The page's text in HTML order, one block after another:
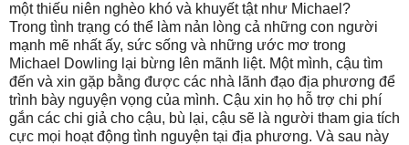
một thiếu niên nghèo khó và khuyết tật như Michael?
Trong tình trạng có thể làm nản lòng cả những con người
mạnh mẽ nhất ấy, sức sống và những ước mơ trong
Michael Dowling lại bừng lên mãnh liệt. Một mình, cậu tìm
đến và xin gặp bằng được các nhà lãnh đạo địa phương để
trình bày nguyện vọng của mình. Cậu xin họ hỗ trợ chi phí
gắn các chi giả cho cậu, bù lại, cậu sẽ là người tham gia tích
cực mọi hoạt động tình nguyện tại địa phương. Và sau này